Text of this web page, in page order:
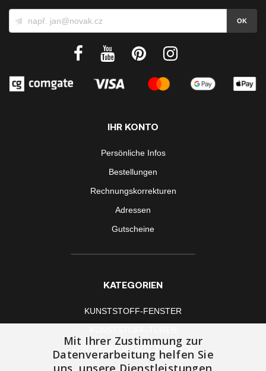
IHR KONTO
Persönliche Infos
Bestellungen
Rechnungskorrekturen
Adressen
Gutscheine
KATEGORIEN
KUNSTSTOFF-FENSTER
FENSTERMONTAGE ZUBEHÖR
Mit Ihrer Zustimmung zur
Datenverarbeitung helfen Sie
uns, unsere Dienstleistungen